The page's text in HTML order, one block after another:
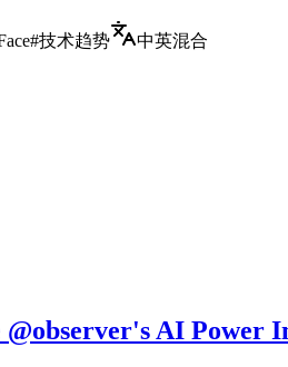
#技术趋势 中英混合
AI Power